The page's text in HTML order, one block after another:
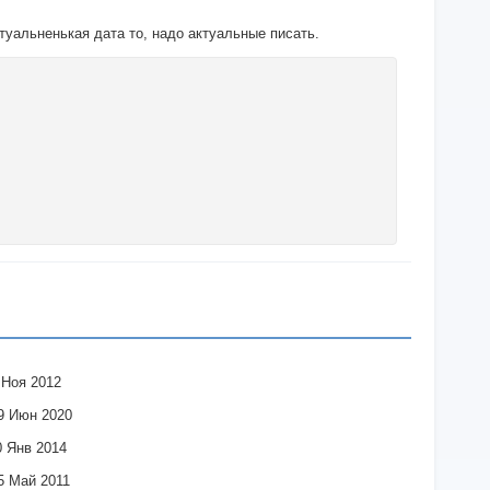
дата то, надо актуальные писать.
2012
Июн 2020
Янв 2014
Май 2011